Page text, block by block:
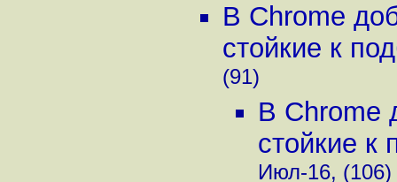
В Chrome
стойкие к
(91)
В Chrome
стойкие к
Июл-16, (106)